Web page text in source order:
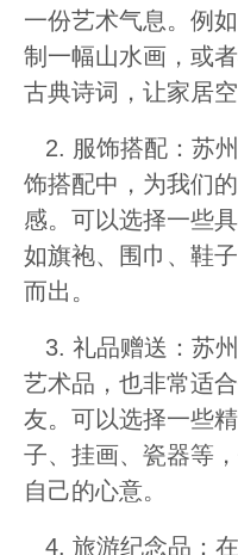
一份艺术气息。例
制一幅山水画，或
古典诗词，让家居
2. 服饰搭配：苏
饰搭配中，为我们
感。可以选择一些
如旗袍、围巾、鞋
而出。
3. 礼品赠送：苏
艺术品，也非常适
友。可以选择一些
子、挂画、瓷器等
自己的心意。
4. 旅游纪念品：